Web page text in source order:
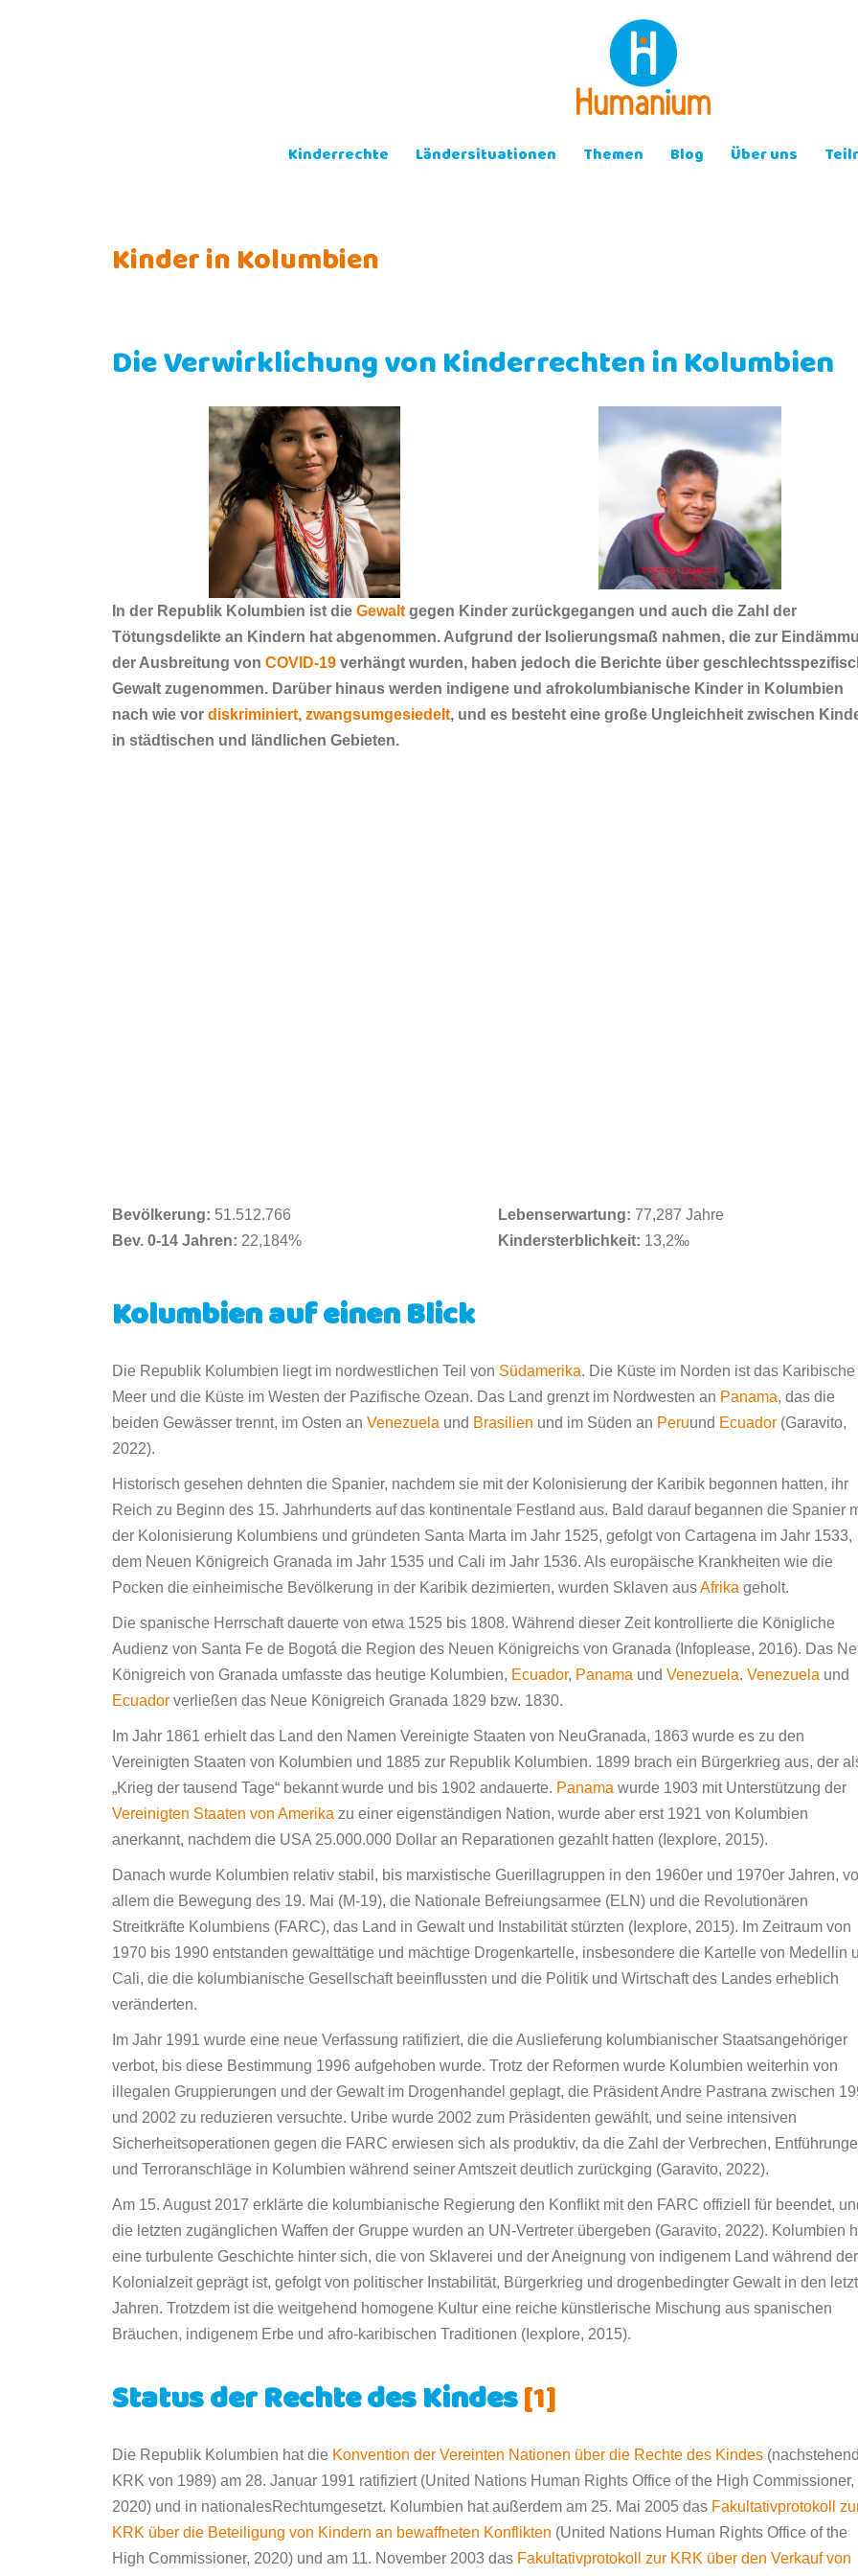
Kinderrechte Ländersituationen Themen Blog Über uns
Kinder in Kolumbien
Die Verwirklichung von Kinderrechten in Kolumbien
In der Republik Kolumbien ist die Gewalt gegen Kinder zurückgegangen und auch die Zahl der
Tötungsdelikte an Kindern hat abgenommen. Aufgrund der Isolierungsmaß nahmen, die zur
der Ausbreitung von COVID-19 verhängt wurden, haben jedoch die Berichte über
Gewalt zugenommen. Darüber hinaus werden indigene und afrokolumbianische Kinder in Kolumbien
nach wie vor diskriminiert, zwangsumgesiedelt, und es besteht eine große Ungleichheit zwischen
in städtischen und ländlichen Gebieten.
Bevölkerung: 51.512.766
Bev. 0-14 Jahren: 22,184%
Lebenserwartung: 77,287 Jahre
Kindersterblichkeit: 13,2‰
Kolumbien auf einen Blick
Die Republik Kolumbien liegt im nordwestlichen Teil von Südamerika. Die Küste im Norden ist das Karibische
Meer und die Küste im Westen der Pazifische Ozean. Das Land grenzt im Nordwesten an Panama, das die
beiden Gewässer trennt, im Osten an Venezuela und Brasilien und im Süden an Peruund Ecuador (Garavito,
2022).
Historisch gesehen dehnten die Spanier, nachdem sie mit der Kolonisierung der Karibik begonnen hatten, ihr
Reich zu Beginn des 15. Jahrhunderts auf das kontinentale Festland aus. Bald darauf begannen die Spanier
der Kolonisierung Kolumbiens und gründeten Santa Marta im Jahr 1525, gefolgt von Cartagena im Jahr 1533,
dem Neuen Königreich Granada im Jahr 1535 und Cali im Jahr 1536. Als europäische Krankheiten wie die
Pocken die einheimische Bevölkerung in der Karibik dezimierten, wurden Sklaven ausAfrika geholt.
Die spanische Herrschaft dauerte von etwa 1525 bis 1808. Während dieser Zeit kontrollierte die Königliche
Audienz von Santa Fe de Bogotá die Region des Neuen Königreichs von Granada (Infoplease, 2016). Das
Königreich von Granada umfasste das heutige Kolumbien, Ecuador, Panama und Venezuela. Venezuela und
Ecuador verließen das Neue Königreich Granada 1829 bzw. 1830.
Im Jahr 1861 erhielt das Land den Namen Vereinigte Staaten von NeuGranada, 1863 wurde es zu den
Vereinigten Staaten von Kolumbien und 1885 zur Republik Kolumbien. 1899 brach ein Bürgerkrieg aus, der
„Krieg der tausend Tage“ bekannt wurde und bis 1902 andauerte. Panama wurde 1903 mit Unterstützung der
Vereinigten Staaten von Amerika zu einer eigenständigen Nation, wurde aber erst 1921 von Kolumbien
anerkannt, nachdem die USA 25.000.000 Dollar an Reparationen gezahlt hatten (Iexplore, 2015).
Danach wurde Kolumbien relativ stabil, bis marxistische Guerillagruppen in den 1960er und 1970er Jahren,
allem die Bewegung des 19. Mai (M-19), die Nationale Befreiungsarmee (ELN) und die Revolutionären
Streitkräfte Kolumbiens (FARC), das Land in Gewalt und Instabilität stürzten (Iexplore, 2015). Im Zeitraum von
1970 bis 1990 entstanden gewalttätige und mächtige Drogenkartelle, insbesondere die Kartelle von Medellin
Cali, die die kolumbianische Gesellschaft beeinflussten und die Politik und Wirtschaft des Landes erheblich
veränderten.
Im Jahr 1991 wurde eine neue Verfassung ratifiziert, die die Auslieferung kolumbianischer Staatsangehöriger
verbot, bis diese Bestimmung 1996 aufgehoben wurde. Trotz der Reformen wurde Kolumbien weiterhin von
illegalen Gruppierungen und der Gewalt im Drogenhandel geplagt, die Präsident Andre Pastrana zwischen
und 2002 zu reduzieren versuchte. Uribe wurde 2002 zum Präsidenten gewählt, und seine intensiven
Sicherheitsoperationen gegen die FARC erwiesen sich als produktiv, da die Zahl der Verbrechen,
und Terroranschläge in Kolumbien während seiner Amtszeit deutlich zurückging (Garavito, 2022).
Am 15. August 2017 erklärte die kolumbianische Regierung den Konflikt mit den FARC offiziell für beendet,
die letzten zugänglichen Waffen der Gruppe wurden an UN-Vertreter übergeben (Garavito, 2022). Kolumbien
eine turbulente Geschichte hinter sich, die von Sklaverei und der Aneignung von indigenem Land während der
Kolonialzeit geprägt ist, gefolgt von politischer Instabilität, Bürgerkrieg und drogenbedingter Gewalt in den
Jahren. Trotzdem ist die weitgehend homogene Kultur eine reiche künstlerische Mischung aus spanischen
Bräuchen, indigenem Erbe und afro-karibischen Traditionen (Iexplore, 2015).
Status der Rechte des Kindes[1]
Die Republik Kolumbien hat die Konvention der Vereinten Nationen über die Rechte des Kindes (nachstehend
KRK von 1989) am 28. Januar 1991 ratifiziert (United Nations Human Rights Office of the High Commissioner,
2020) und in nationalesRechtumgesetzt. Kolumbien hat außerdem am 25. Mai 2005 das Fakultativprotokoll
KRK über die Beteiligung von Kindern an bewaffneten Konflikten (United Nations Human Rights Office of the
High Commissioner, 2020) und am 11. November 2003 das Fakultativprotokoll zur KRK über den Verkauf von